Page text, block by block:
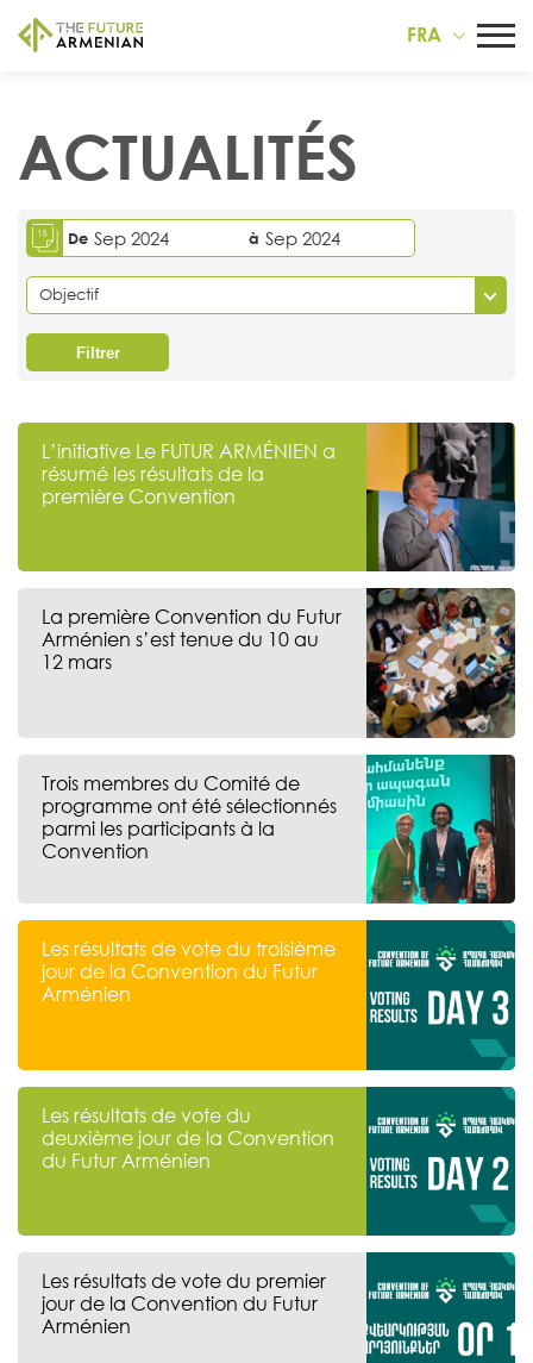
FRA
ACTUALITÉS
De Sep 2024 à Sep 2024
Objectif
Filtrer
L’initiative Le FUTUR ARMÉNIEN a
résumé les résultats de la
première Convention
La première Convention du Futur
Arménien s’est tenue du 10 au
12 mars
Trois membres du Comité de
programme ont été sélectionnés
parmi les participants à la
Convention
Les résultats de vote du troisième
jour de la Convention du Futur
Arménien
Les résultats de vote du
deuxième jour de la Convention
du Futur Arménien
Les résultats de vote du premier
jour de la Convention du Futur
Arménien